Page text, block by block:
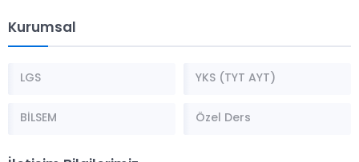
Kurumsal
LGS YKS (TYT AYT)
BİLSEM Özel Ders